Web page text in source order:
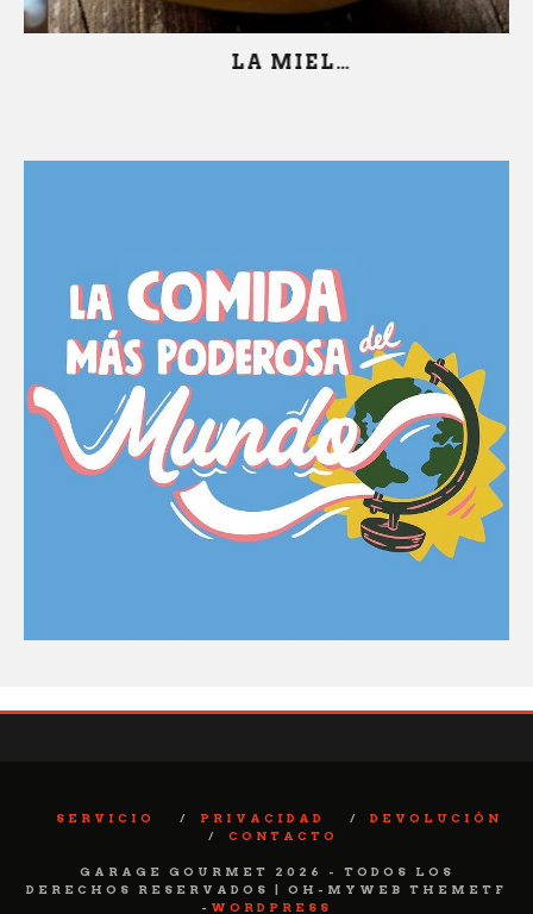
LA MIEL…
SERVICIO PRIVACIDAD
DEVOLUCIÓN
CONTACTO
GARAGE GOURMET 2026 - TODOS LOS
DERECHOS RESERVADOS | OH-MYWEB THEMETF
- WORDPRESS